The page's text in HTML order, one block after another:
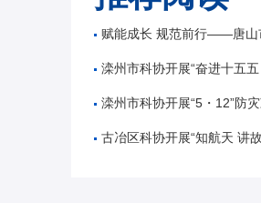
赋能成长 规范前行——唐山市公路学会举办公路工
滦州市科协开展“奋进十五五 科技谱新篇”全国
滦州市科协开展“5・12”防灾减
古冶区科协开展“知航天 讲故事 逐星辰——中国